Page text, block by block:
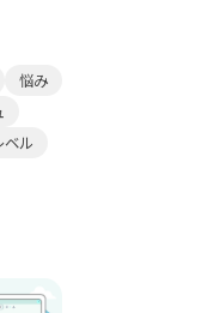
悩み
ベル